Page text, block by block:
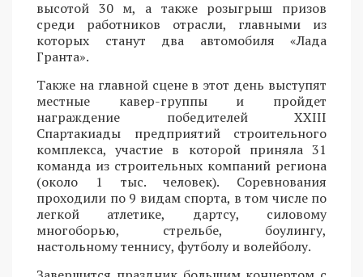
высотой 30 м, а также розыгрыш призов
среди работников отрасли, главными из
которых станут два автомобиля «Лада
Гранта».
Также на главной сцене в этот день выступят
местные кавер-группы и пройдет
награждение победителей XXIII
Спартакиады предприятий строительного
комплекса, участие в которой приняла 31
команда из строительных компаний региона
(около 1 тыс. человек). Соревнования
проходили по 9 видам спорта, в том числе по
легкой атлетике, дартсу, силовому
многоборью, стрельбе, боулингу,
настольному теннису, футболу и волейболу.